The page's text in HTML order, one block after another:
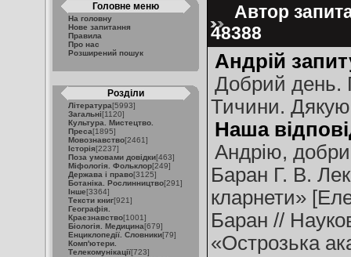
Головне меню
На головну
Нове запитання
Правила
Про нас
Розширений пошук
Розділи
Література[5993]
Загальні[1120]
Культура. Мистецтво.
Преса[1895]
Мовознавство[2461]
Історія[2237]
Поза умовами довідки[463]
Міфологія. Фольклор[249]
Держава і право[3125]
Ботаніка. Рослинництво[291]
Інше[3364]
Тексти книг[921]
Географія.
Краєзнавство[1001]
Біологія. Медицина[679]
Енциклопедії. Словники[79]
Комп'ютери.
Телекомунікації[723]
Автор
48388
Андрій
Добрий день.
Тичини.
Наша
Андрію,
Баран Г. В.
кларнети»
Баран //
«Острозька